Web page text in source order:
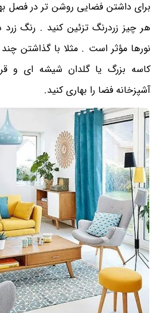
برای داشتن فضایی روشن تر در فصل
هر چیز زردرنگ تزئین کنید . رنگ
نورها مؤثر است . مثلا با گذاشتن
کاسه بزرگ یا گلدان شیشه ای و
آشپزخانه فضا را بهاری کنید.